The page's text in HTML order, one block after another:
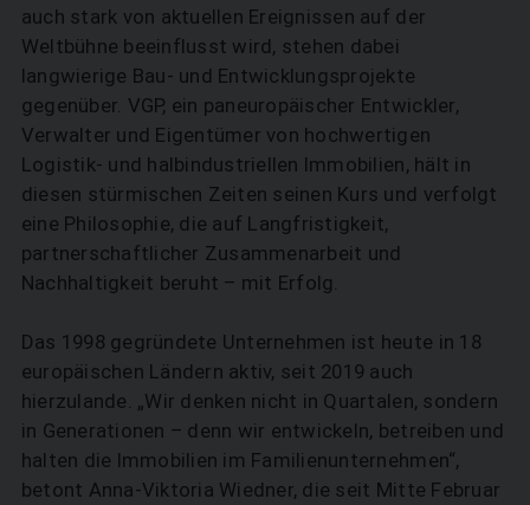
auch stark von aktuellen Ereignissen auf der
Weltbühne beeinflusst wird, stehen dabei
langwierige Bau- und Entwicklungsprojekte
gegenüber. VGP, ein paneuropäischer Entwickler,
Verwalter und Eigentümer von hochwertigen
Logistik- und halb­industriellen Immobilien, hält in
diesen stürmischen Zeiten seinen Kurs und verfolgt
eine Philosophie, die auf Langfristigkeit,
partnerschaftlicher Zusammenarbeit und
Nachhaltigkeit beruht – mit Erfolg.
Das 1998 gegründete Unternehmen ist heute in 18
europäischen Ländern aktiv, seit 2019 auch
hierzulande. „Wir denken nicht in Quartalen, sondern
in Generationen – denn wir entwickeln, betreiben und
halten die Immobilien im Familienunternehmen“,
betont Anna-Viktoria Wiedner, die seit Mitte Februar